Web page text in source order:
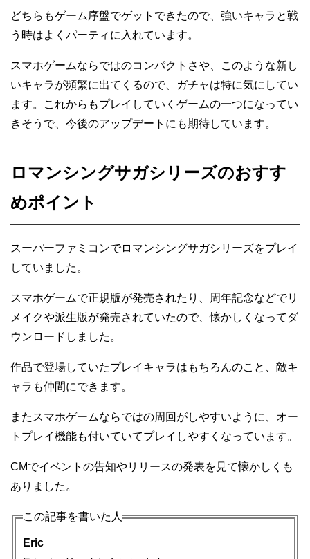
どちらもゲーム序盤でゲットできたので、強いキャラと戦
う時はよくパーティに入れています。
スマホゲームならではのコンパクトさや、このような新し
いキャラが頻繁に出てくるので、ガチャは特に気にしてい
ます。これからもプレイしていくゲームの一つになってい
きそうで、今後のアップデートにも期待しています。
ロマンシングサガシリーズのおすす
めポイント
スーパーファミコンでロマンシングサガシリーズをプレイ
していました。
スマホゲームで正規版が発売されたり、周年記念などでリ
メイクや派生版が発売されていたので、懐かしくなってダ
ウンロードしました。
作品で登場していたプレイキャラはもちろんのこと、敵キ
ャラも仲間にできます。
またスマホゲームならではの周回がしやすいように、オー
トプレイ機能も付いていてプレイしやすくなっています。
CMでイベントの告知やリリースの発表を見て懐かしくも
ありました。
この記事を書いた人
Eric